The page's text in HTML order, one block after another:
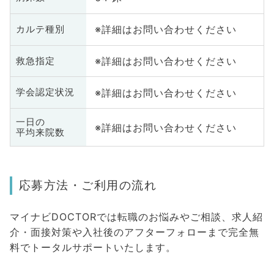
カルテ種別 ※詳細はお問い合わせください
救急指定 ※詳細はお問い合わせください
学会認定状況 ※詳細はお問い合わせください
一日の
平均来院数
※詳細はお問い合わせください
応募方法・ご利用の流れ
マイナビDOCTORでは転職のお悩みやご相談、求人紹
介・面接対策や入社後のアフターフォローまで完全無
料でトータルサポートいたします。